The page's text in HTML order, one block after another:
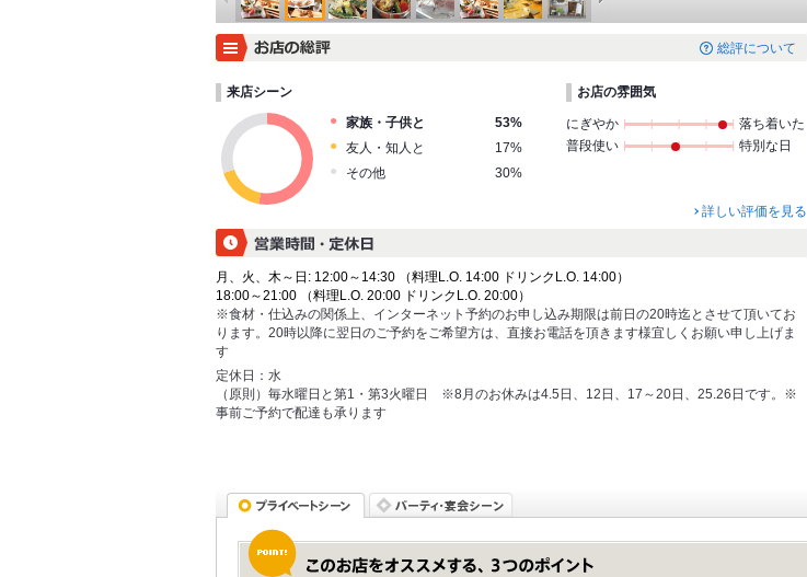
総評について
来店シーン
家族・子供と
53%
友人・知人と
17%
その他
30%
お店の雰囲気
にぎやか
落ち着いた
普段使い
特別な日
詳しい評価を見る
月、火、木～日: 12:00～14:30 （料理L.O. 14:00 ドリンクL.O. 14:00）
18:00～21:00 （料理L.O. 20:00 ドリンクL.O. 20:00）
※食材・仕込みの関係上、インターネット予約のお申し込み期限は前日の20時迄とさせて頂いてお
ります。20時以降に翌日のご予約をご希望方は、直接お電話を頂きます様宜しくお願い申し上げま
す
定休日： 水
（原則）毎水曜日と第1・第3火曜日 ※8月のお休みは4.5日、12日、17～20日、25.26日です。※
事前ご予約で配達も承ります